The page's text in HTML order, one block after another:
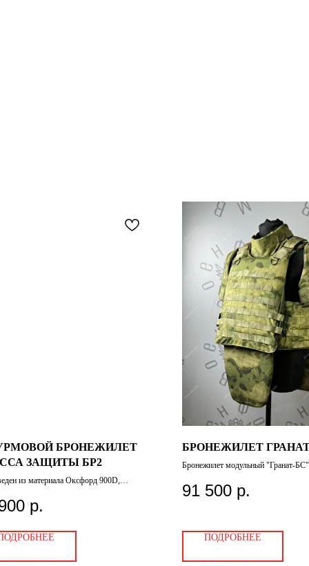
БРОНЕЖИЛЕТ
ЗАЩИТЫ БР2
из материала Оксфорд 900D,
он также оснащен стропами
для установки различных
включая Атлант, Щелковские, Гранит и
р.
БРОНЕЖИЛЕТ
Бронежилет модульный "Гранат-БС"
91 500 р.
ПОДРОБНЕЕ